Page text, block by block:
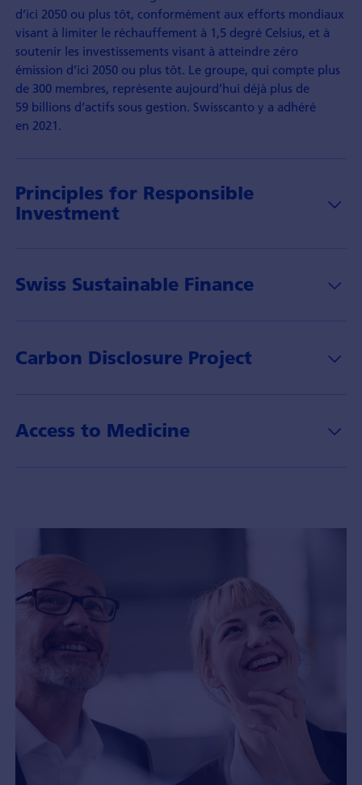
d’ici 2050 ou plus tôt, conformément aux efforts mondiaux
visant à limiter le réchauffement à 1,5 degré Celsius, et à
soutenir les investissements visant à atteindre zéro
émission d’ici 2050 ou plus tôt. Le groupe, qui compte plus
de 300 membres, représente aujourd’hui déjà plus de
59 billions d’actifs sous gestion. Swisscanto y a adhéré
en 2021.
Principles for Responsible
Investment
Swiss Sustainable Finance
Carbon Disclosure Project
Access to Medicine